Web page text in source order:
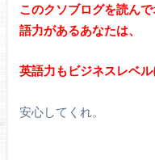
このクソブログを読ん
語力があるあなたは、
英語力もビジネスレベル
安心してくれ。